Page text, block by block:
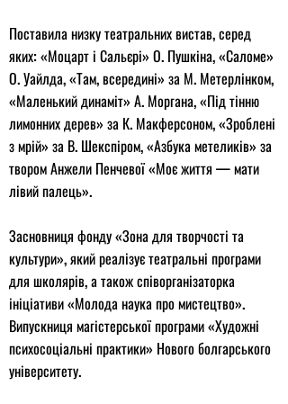
Поставила низку театральних вистав, серед
яких: «Моцарт і Сальєрі» О. Пушкіна, «Саломе»
О. Уайлда, «Там, всередині» за М. Метерлінком,
«Маленький динаміт» А. Моргана, «Під тінню
лимонних дерев» за К. Макферсоном, «Зроблені
з мрій» за В. Шекспіром, «Азбука метеликів» за
твором Анжели Пенчевої «Моє життя — мати
лівий палець».
Засновниця фонду «Зона для творчості та
культури», який реалізує театральні програми
для школярів, а також співорганізаторка
ініціативи «Молода наука про мистецтво».
Випускниця магістерської програми «Художні
психосоціальні практики» Нового болгарського
університету.